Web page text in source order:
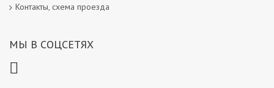
Контакты, схема проезда
МЫ В СОЦСЕТЯХ